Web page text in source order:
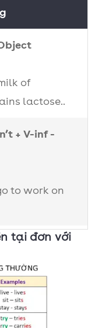
of
lactose..
+ V-inf -
to work on
+ V + O/A?
tại đơn với